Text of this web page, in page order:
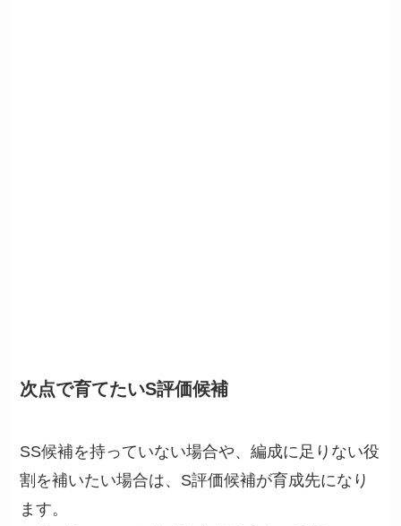
次点で育てたいS評価候補
SS候補を持っていない場合や、編成に足りない役
割を補いたい場合は、S評価候補が育成先になり
ます。